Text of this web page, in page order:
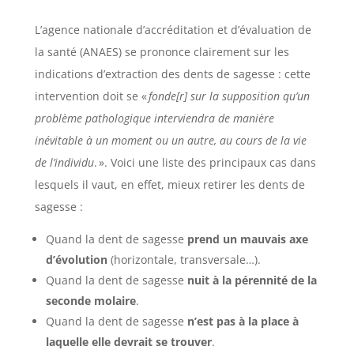
L’agence nationale d’accréditation et d’évaluation de
la santé (ANAES) se prononce clairement sur les
indications d’extraction des dents de sagesse : cette
intervention doit se «fonde[r] sur la supposition qu’un
problème pathologique interviendra de manière
inévitable à un moment ou un autre, au cours de la vie
de l’individu.». Voici une liste des principaux cas dans
lesquels il vaut, en effet, mieux retirer les dents de
sagesse :
Quand la dent de sagesse prend un mauvais axe
d’évolution(horizontale, transversale…).
Quand la dent de sagesse nuit à la pérennité de la
seconde molaire.
Quand la dent de sagesse n’est pas à la place à
laquelle elle devrait se trouver.